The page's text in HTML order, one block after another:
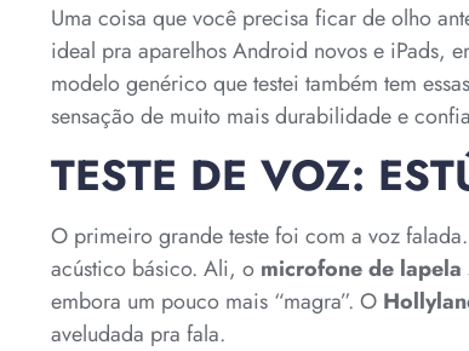
Uma coisa que você precisa ficar de olho
ideal pra aparelhos Android novos e iPads,
modelo genérico que testei também tem
sensação de muito mais durabilidade e
TESTE DE VOZ:
O primeiro grande teste foi com a voz
acústico básico. Ali, o microfone de lapela
embora um pouco mais “magra”. O
aveludada pra fala.